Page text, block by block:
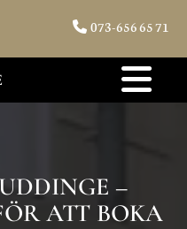
 073-656 65 71
–
ATT BOKA